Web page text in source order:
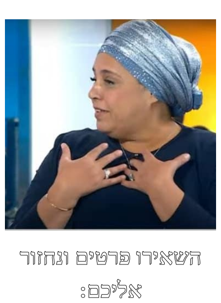
השאירו פרטים ונחזור
אליכם: